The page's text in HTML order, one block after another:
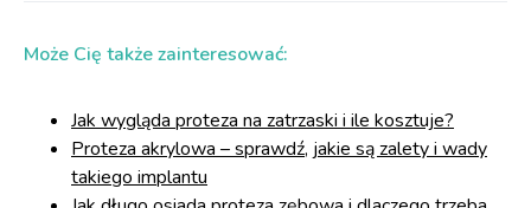
Może Cię także zainteresować:
Jak wygląda proteza na zatrzaski i ile kosztuje?
Proteza akrylowa – sprawdź, jakie są zalety i wady
takiego implantu